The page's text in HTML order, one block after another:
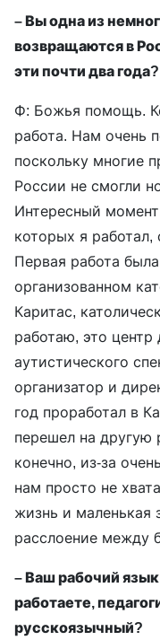
– Вы одна из
возвращаются в
эти почти два года?
Ф: Божья помощь.
работа. Нам очень
поскольку многие
России не смогли
Интересный
которых я работал,
Первая работа
организованном
Каритас,
работаю, это
аутистического
организатор и
год проработал в
перешел на другую
конечно, из-за
нам просто не
жизнь и маленькая
расслоение между
– Ваш рабочий
работаете,
русскоязычный?